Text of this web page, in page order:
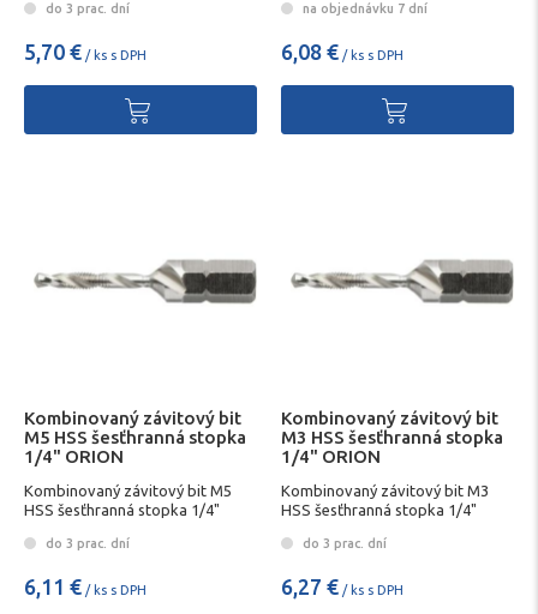
do 3 prac. dní
5,70 € / ks s DPH
na objednávku 7 dní
6,08 € / ks s DPH
Kombinovaný závitový bit
M5 HSS šesťhranná stopka
1/4" ORION
Kombinovaný závitový bit M5
HSS šesťhranná stopka 1/4"
do 3 prac. dní
6,11 € / ks s DPH
Kombinovaný závitový bit
M3 HSS šesťhranná stopka
1/4" ORION
Kombinovaný závitový bit M3
HSS šesťhranná stopka 1/4"
do 3 prac. dní
6,27 € / ks s DPH